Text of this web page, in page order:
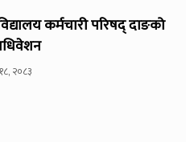
कर्मचारी परिषद् दाङको
२०८३